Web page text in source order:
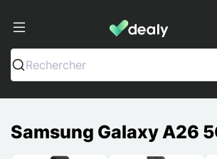
Dealy - Hüllen und
Rechercher
Samsung Galaxy A26